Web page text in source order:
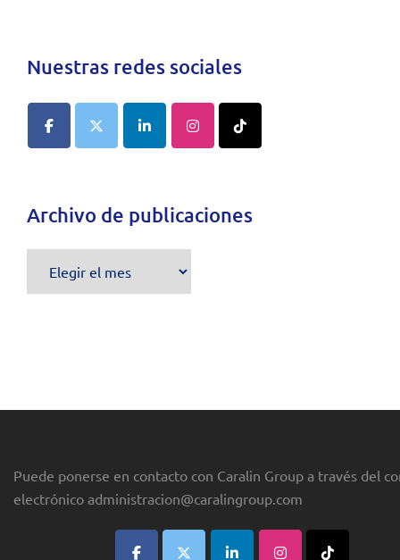
Nuestras redes sociales
Archivo de publicaciones
Puede ponerse en contacto con Caralin Group a través del
electrónico administracion@caralingroup.com